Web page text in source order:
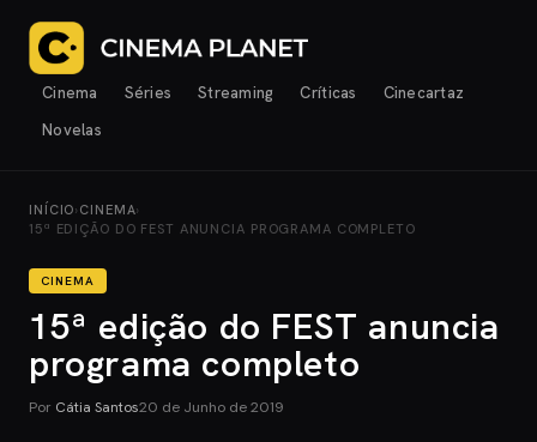
Cinema Séries Streaming Críticas
Cinecartaz
Novelas
INÍCIO› CINEMA›
15ª EDIÇÃO DO FEST ANUNCIA PROGRAMA COMPLETO
CINEMA
15ª edição do FEST anuncia
programa completo
Por Cátia Santos20 de Junho de 2019